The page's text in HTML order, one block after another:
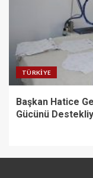
TÜRKIYE
Başkan Hatice
Gücünü